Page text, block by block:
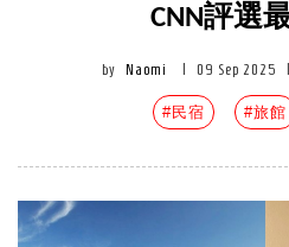
CNN評選
by Naomi 09 Sep 2025
#民宿 #旅館